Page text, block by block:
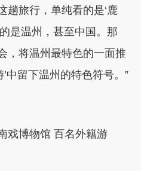
趟旅行，单纯看的是‘鹿
是温州，甚至中国。那
，将温州最特色的一面推
’中留下温州的特色符号。”
博物馆 百名外籍游